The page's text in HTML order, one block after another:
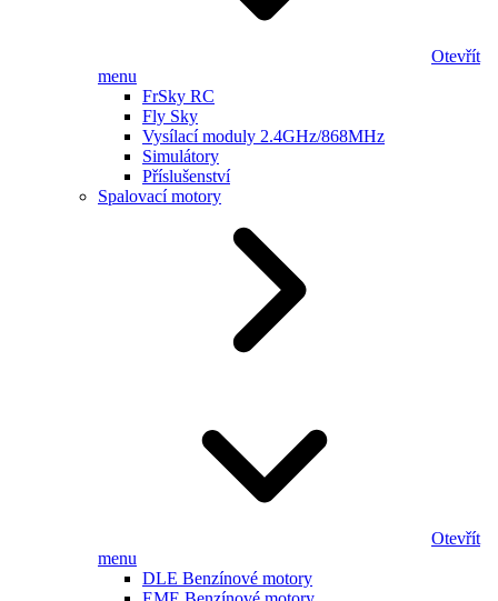
Otevřít
menu
FrSky RC
Fly Sky
Vysílací moduly 2.4GHz/868MHz
Simulátory
Příslušenství
Spalovací motory
Otevřít
menu
DLE Benzínové motory